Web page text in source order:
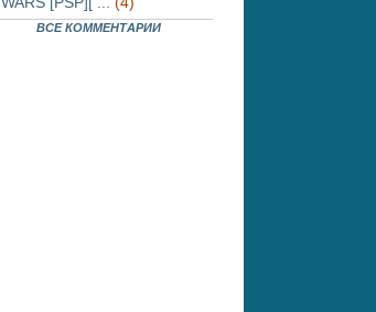
ВСЕ КОММЕНТАРИИ